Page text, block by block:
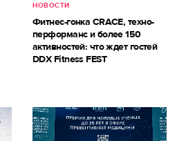
НОВОСТИ
Фитнес-гонка CRACE, техно-
перформанс и более 150
активностей: что ждет гостей
DDX Fitness FEST